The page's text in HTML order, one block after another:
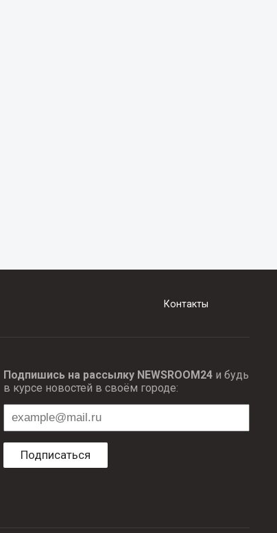
Контакты
Подпишись на рассылку NEWSROOM24и будь
в курсе новостей в своём городе:
Подписаться